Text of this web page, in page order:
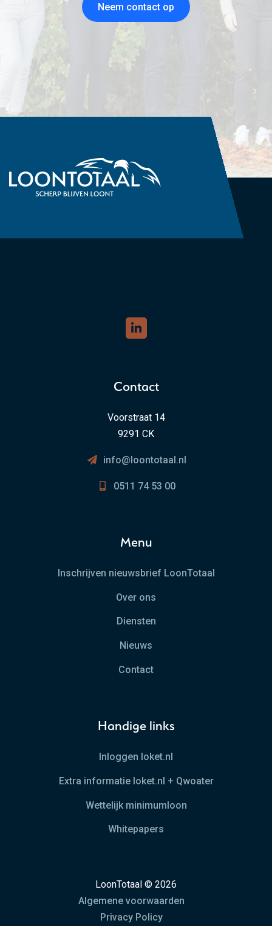
Neem contact op
Contact
Voorstraat 14
9291 CK
info@loontotaal.nl
0511 74 53 00
Menu
Inschrijven nieuwsbrief LoonTotaal
Over ons
Diensten
Nieuws
Contact
Handige links
Inloggen loket.nl
Extra informatie loket.nl + Qwoater
Wettelijk minimumloon
Whitepapers
LoonTotaal © 2026
Algemene voorwaarden
Privacy Policy